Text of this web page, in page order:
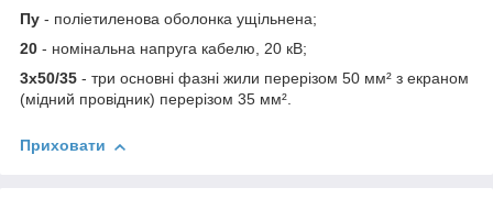
Пу - поліетиленова оболонка ущільнена;
20 - номінальна напруга кабелю, 20 кВ;
3х50/35 - три основні фазні жили перерізом 50 мм² з екраном
(мідний провідник) перерізом 35 мм².
Приховати